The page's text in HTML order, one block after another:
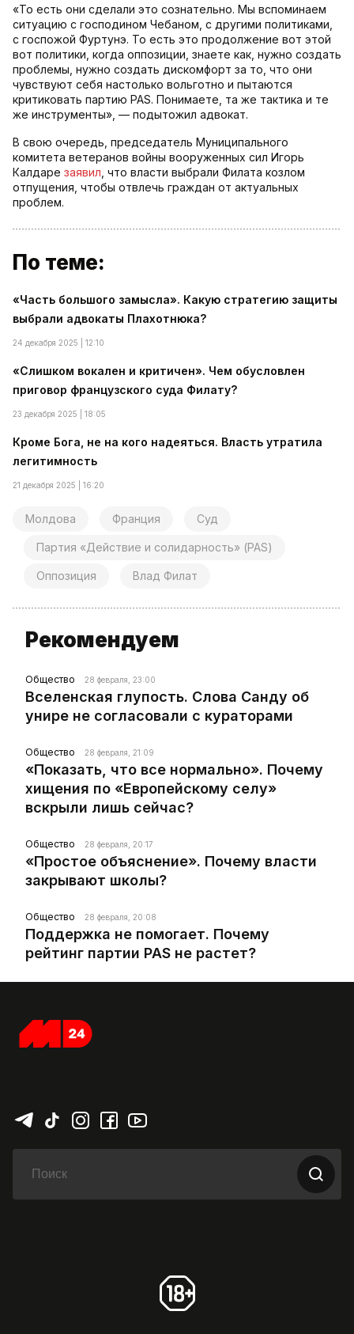
«То есть они сделали это сознательно. Мы вспоминаем
ситуацию с господином Чебаном, с другими политиками,
с госпожой Фуртунэ. То есть это продолжение вот этой
вот политики, когда оппозиции, знаете как, нужно создать
проблемы, нужно создать дискомфорт за то, что они
чувствуют себя настолько вольготно и пытаются
критиковать партию PAS. Понимаете, та же тактика и те
же инструменты», — подытожил адвокат.
В свою очередь, председатель Муниципального
комитета ветеранов войны вооруженных сил Игорь
Калдаре заявил , что власти выбрали Филата козлом
отпущения, чтобы отвлечь граждан от актуальных
проблем.
По теме:
«Часть большого замысла». Какую стратегию защиты
выбрали адвокаты Плахотнюка?
24 декабря 2025 | 12:10
«Слишком вокален и критичен». Чем обусловлен
приговор французского суда Филату?
23 декабря 2025 | 18:05
Кроме Бога, не на кого надеяться. Власть утратила
легитимность
21 декабря 2025 | 16:20
Молдова Франция Суд
Партия «Действие и солидарность» (PAS)
Оппозиция Влад Филат
Рекомендуем
Общество 28 февраля, 23:00
Вселенская глупость. Слова Санду об
унире не согласовали с кураторами
Общество 28 февраля, 21:09
«Показать, что все нормально». Почему
хищения по «Европейскому селу»
вскрыли лишь сейчас?
Общество 28 февраля, 20:17
«Простое объяснение». Почему власти
закрывают школы?
Общество 28 февраля, 20:08
Поддержка не помогает. Почему
рейтинг партии PAS не растет?